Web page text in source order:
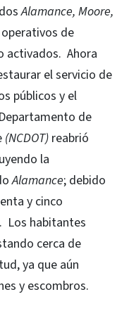
Alamance, Moore,
de
activados. Ahora
el servicio de
públicos y el
de
(NCDOT) reabrió
la
Alamance; debido
y cinco
Los habitantes
cerca de
ya que aún
y escombros.